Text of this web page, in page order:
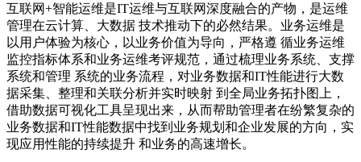
互联网+智能运维是IT运维与互联网深度融合的产物，是运维
管理在云计算、大数据 技术推动下的必然结果。业务运维是
以用户体验为核心，以业务价值为导向，严格遵 循业务运维
监控指标体系和业务运维考评规范，通过梳理业务系统、支撑
系统和管理 系统的业务流程，对业务数据和IT性能进行大数
据采集、整理和关联分析并实时映射 到全局业务拓扑图上，
借助数据可视化工具呈现出来，从而帮助管理者在纷繁复杂的
业务数据和IT性能数据中找到业务规划和企业发展的方向，实
现应用性能的持续提升 和业务的高速增长。